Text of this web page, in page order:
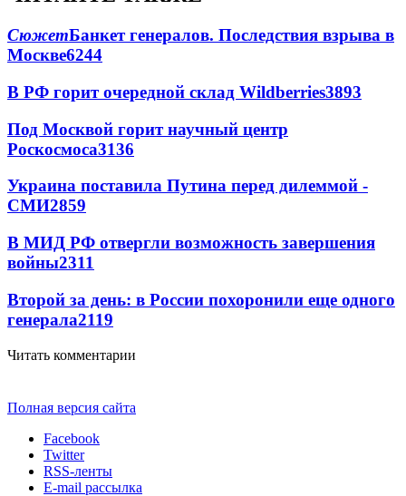
СюжетБанкет генералов. Последствия взрыва в
Москве6244
В РФ горит очередной склад Wildberries3893
Под Москвой горит научный центр
Роскосмоса3136
Украина поставила Путина перед дилеммой -
СМИ2859
В МИД РФ отвергли возможность завершения
войны2311
Второй за день: в России похоронили еще одного
генерала2119
Читать комментарии
Полная версия сайта
Facebook
Twitter
RSS-ленты
E-mail рассылка